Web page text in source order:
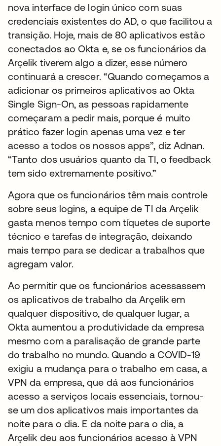
nova interface de login único com suas
credenciais existentes do AD, o que facilitou a
transição. Hoje, mais de 80 aplicativos estão
conectados ao Okta e, se os funcionários da
Arçelik tiverem algo a dizer, esse número
continuará a crescer. “Quando começamos a
adicionar os primeiros aplicativos ao Okta
Single Sign-On, as pessoas rapidamente
começaram a pedir mais, porque é muito
prático fazer login apenas uma vez e ter
acesso a todos os nossos apps”, diz Adnan.
“Tanto dos usuários quanto da TI, o feedback
tem sido extremamente positivo.”
Agora que os funcionários têm mais controle
sobre seus logins, a equipe de TI da Arçelik
gasta menos tempo com tíquetes de suporte
técnico e tarefas de integração, deixando
mais tempo para se dedicar a trabalhos que
agregam valor.
Ao permitir que os funcionários acessassem
os aplicativos de trabalho da Arçelik em
qualquer dispositivo, de qualquer lugar, a
Okta aumentou a produtividade da empresa
mesmo com a paralisação de grande parte
do trabalho no mundo. Quando a COVID-19
exigiu a mudança para o trabalho em casa, a
VPN da empresa, que dá aos funcionários
acesso a serviços locais essenciais, tornou-
se um dos aplicativos mais importantes da
noite para o dia. E da noite para o dia, a
Arçelik deu aos funcionários acesso à VPN